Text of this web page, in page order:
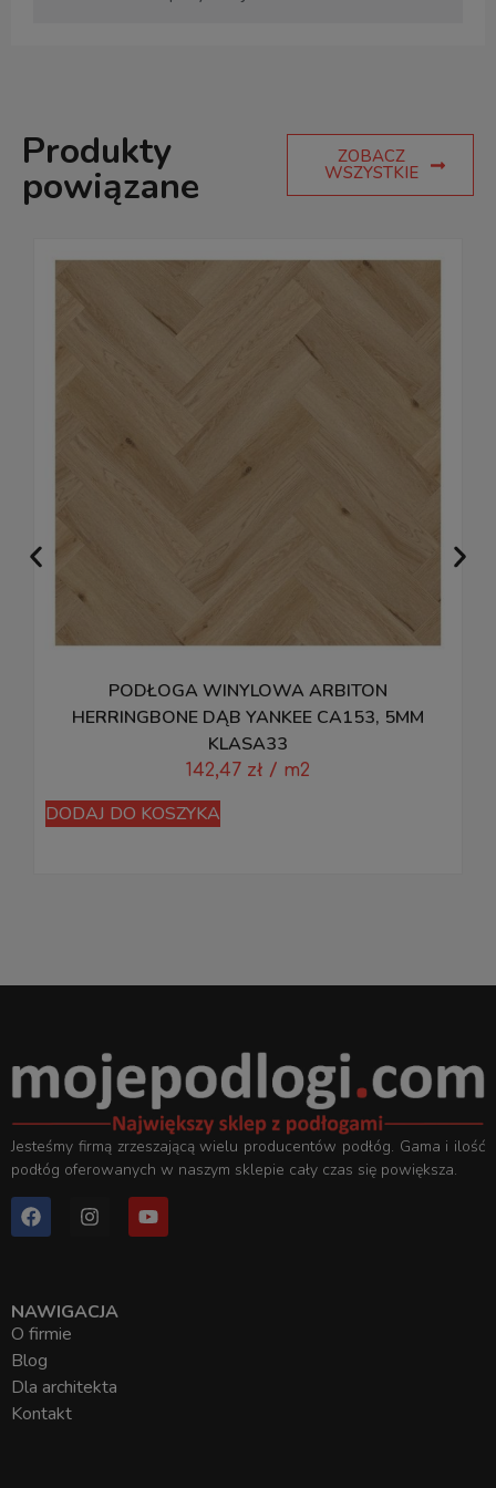
Produkty
powiązane
ZOBACZ
WSZYSTKIE
PODŁOGA WINYLOWA ARBITON
HERRINGBONE DĄB YANKEE CA153, 5MM
KLASA33
142,47 zł / m2
DODAJ DO KOSZYKA
Jesteśmy firmą zrzeszającą wielu producentów podłóg. Gama i ilość
podłóg oferowanych w naszym sklepie cały czas się powiększa.
NAWIGACJA
O firmie
Blog
Dla architekta
Kontakt